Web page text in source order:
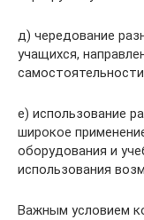
д) чередование
учащихся,
е) использование
широкое
оборудования и
использования
Важным условием